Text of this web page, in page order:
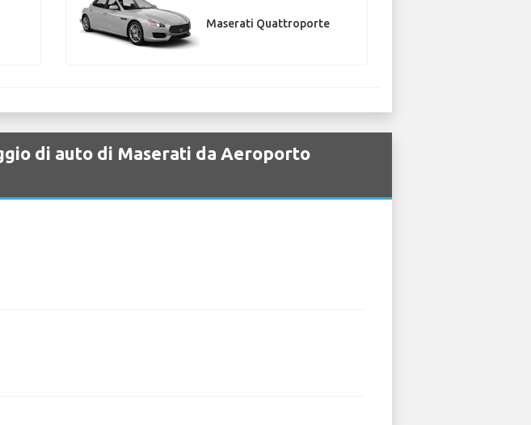
Maserati Quattroporte
di auto di Maserati da Aeroporto